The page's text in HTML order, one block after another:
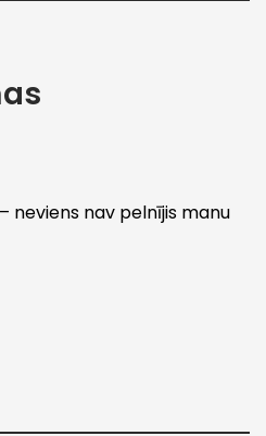
neviens nav pelnījis manu